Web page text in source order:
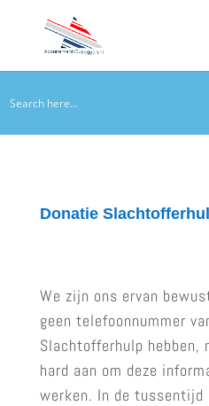
Donatie
We zijn ons ervan
geen telefoonnummer
Slachtofferhulp hebben,
hard aan om deze
werken. In de tussentijd